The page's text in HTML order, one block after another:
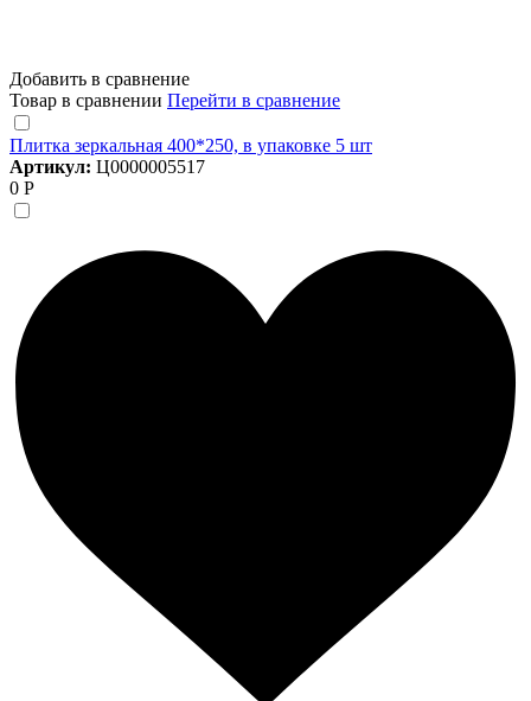
Добавить в сравнение
Товар в сравнении Перейти в сравнение
Плитка зеркальная 400*250, в упаковке 5 шт
Артикул: Ц0000005517
0 Р